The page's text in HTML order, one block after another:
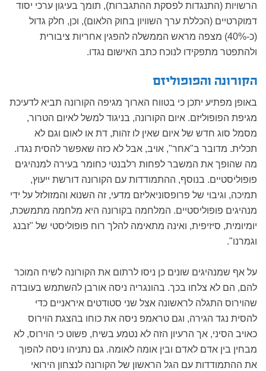
הרשויות (התנגדות לפסקת ההתגברות), תומך בעיגון ערכי יסוד
דמוקרטיים (הכללת ערך השוויון בחוק הלאום), וכן, חלק גדול
(כ-40%) מצפה מראש הממשלה להפגין אחריות ציבורית
ולהתפטר מתפקידו לנוכח כתב האישום נגדו.
הקורונה והפופוליזם
באופן מפתיע יתכן כי בטווח הארוך מגיפה הקורונה תביא לדעיכת
מגיפת הפופוליזם. איום הקורונה, בניגוד למשל לאיום הטרור,
מסמל סוג חדש של איום שאין לו זהות, דת או לאום וגם לא
תכלית. מדובר ב"אחר", אויב, אבל לא כזה שאפשר להסית נגדו.
מה שהופך את המשבר לפחות רלבנטי כחומר בעירה למנהיגים
פופוליסטיים. בנוסף, ההתמודדות עם הקורונה דורשת ייעוץ,
תמיכה, וגיבוי של פרופסוניאליזם מדעי, זה השנוא והמזולזל על ידי
מנהיגים פופוליסטיים. המלחמה בקורונה היא מלחמה מתמשכת,
יומיומית, סיזיפית, ואינה מתאימה להלך רוח פופוליסטי של "זבנג
וגמרנו".
על אף שמנהיגים שונים כן ניסו לרתום את הקורונה לשיח המוכר
להם, הם לא צלחו בכך. בהונגריה ניסה אורבן להשתמש בעובדה
שהוירוס התגלה לראשונה אצל שני סטודטים איראניים כדי
להסית נגד הגירה, וגם טראמפ ניסה את כוחו בהצגת הוירוס
כאויב הסיני, אך הרעיון הזה לא נטמע בשיח, פשוט כי הוירוס, לא
מבחין בין אדם לאדם ובין אומה לאומה. גם נתניהו ניסה להפוך
את ההתמודדות עם הגל הראשון של הקורונה לנצחון הירואי